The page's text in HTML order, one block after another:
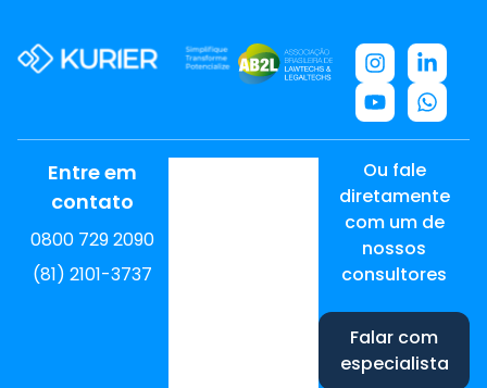
Entre em
contato
0800 729 2090
(81) 2101-3737
Ou fale
diretamente
com um de
nossos
consultores
Falar com
especialista